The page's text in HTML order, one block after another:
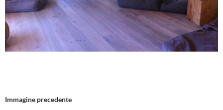
Immagine precedente